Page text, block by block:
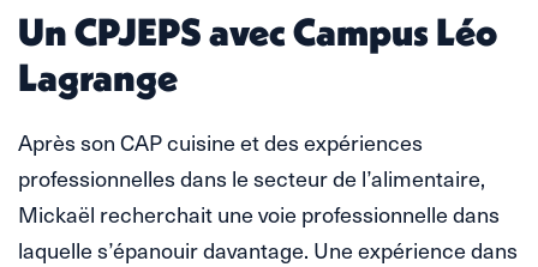
Un CPJEPS avec Campus Léo
Lagrange
Après son CAP cuisine et des expériences
professionnelles dans le secteur de l’alimentaire,
Mickaël recherchait une voie professionnelle dans
laquelle s’épanouir davantage. Une expérience dans